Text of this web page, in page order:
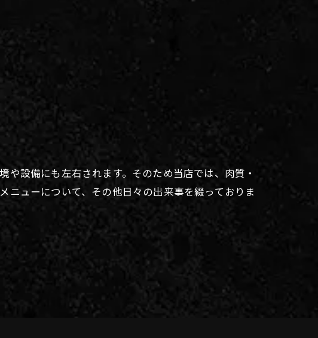
設備にも左右されます。そのため当店では、肉質・
ニューについて、その他日々の出来事を綴っておりま